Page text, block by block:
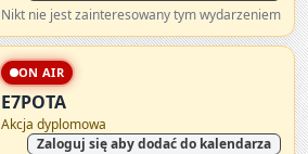
Nikt nie jest zainteresowany tym wydarzeniem
ON AIR
E7POTA
Akcja dyplomowa
Zaloguj się aby dodać do kalendarza